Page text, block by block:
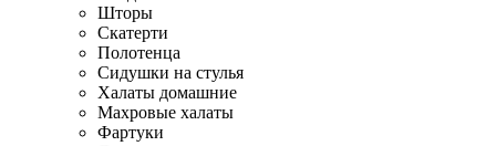
Шторы
Скатерти
Полотенца
Сидушки на стулья
Халаты домашние
Махровые халаты
Фартуки